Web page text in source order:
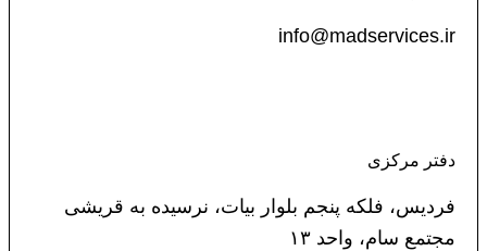
info@madservices.ir
دفتر مرکزی
فردیس، فلکه پنجم بلوار بیات، نرسیده به قریشی
مجتمع سام، واحد ۱۳